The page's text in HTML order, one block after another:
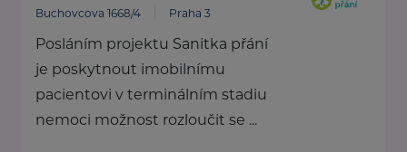
Buchovcova 1668/4 Praha 3
Posláním projektu Sanitka přání
je poskytnout imobilnímu
pacientovi v terminálním stadiu
nemoci možnost rozloučit se ...